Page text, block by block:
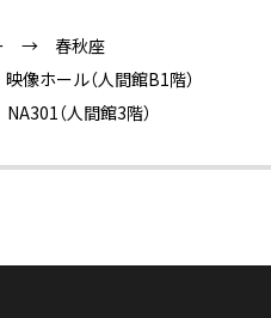
→ 春秋座
ール（人間館B1階）
（人間館3階）